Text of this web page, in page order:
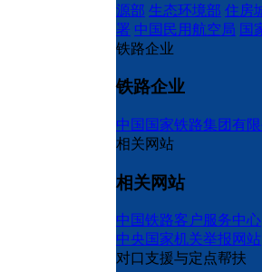
源部 生态环境部 住房
署 中国民用航空局 国
铁路企业
铁路企业
中国国家铁路集团有限
相关网站
相关网站
中国铁路客户服务中心
中央国家机关举报网站
对口支援与定点帮扶